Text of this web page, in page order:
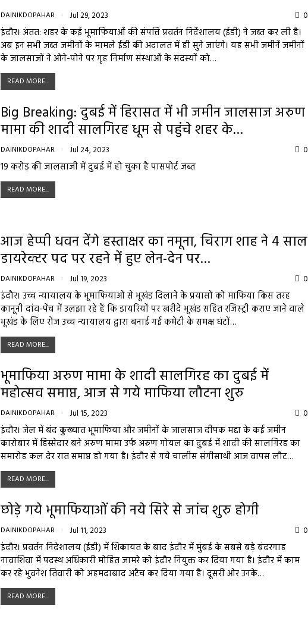
DAINIKDOPAHAR Jul 29, 2023 0
इंदौर। अंतत: शहर के कई भूमाफियाओं की संपत्ति प्रवर्तन निर्देशालय (ईडी) ने जब्त कर ली है।
अब इन सभी जब्त जमीनों के मामले ईडी की अदालत में ही सुने जाएंगे। यह सभी जमीनें जमीनों
के जालसाजों ने ओने-पोने पर गृह निर्माण संस्थाओं के सदस्यों को…
READ MORE...
Big Breaking: दुबई में हिरासत में भी जमीन जालसाज अरुण
मामा की शादी सालगिरह धूम से पहुंचे शहर के…
DAINIKDOPAHAR Jul 24, 2023 0
19 करोड़ की जालसाजी में दुबई में हो चुका है पासपोर्ट जब्त
READ MORE...
आज हेप्पी धवन देंगे हस्ताक्षर का नमूना, चिराग शाह ने 4 साल
डायरेक्टर पद पर रहने में हुए लेन-देन पर…
DAINIKDOPAHAR Jul 19, 2023 0
इंदौर। उच्च न्यायालय के भूमाफियाओं से भूखंड दिलाने के प्रयासों को माफिया किस तरह
कानूनी दांव-पेंच में उलझा रहे हैं कि डायरियों पर खरीदे भूखंड सहित रजिस्ट्री कराए जाने वाले
भूखंड के लिए रोज उच्च न्यायालय द्वारा बनाई गई कमेटी के समक्ष घंटों…
READ MORE...
भूमाफिया अरुण मामा के शादी सालगिरह का दुबई में
महोत्सव समाप्त, आज से गये माफिया लौटना शुरु
DAINIKDOPAHAR Jul 15, 2023 0
इंदौर। जेल में बंद कुख्यात भूमाफिया और जमीनों के जालसाज दीपक मद्दा के कई जमीन
कारोबार में हिस्सेदार बने अरुण मामा उर्फ अरुण गोयल का दुबई में शादी की सालगिरह का
समारोह कल देर रात समाप्त हो गया है। इंदौर से गये चालीस संगीसाथी आज वापस लौट…
READ MORE...
छोड़े गये भूमाफियाओं की नये सिरे से जांच शुरु होगी
DAINIKDOPAHAR Jul 11, 2023 0
इंदौर। प्रवर्तन निदेशालय (ईडी) में शिकायत के बाद इंदौर में मुंबई के सबसे बड़े बंदरगाह
नावाशिवा में पदस्थ अधिकारी मोहित जामरे को इंदौर नियुक्त कर दिया गया है। इंदौर में काम
कर रहे भुवनेश तिवारी को अहमदाबाद अटैच कर दिया गया है। दूसरी ओर उनके…
READ MORE...